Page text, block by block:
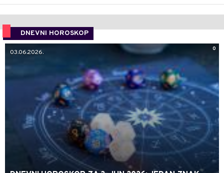
DNEVNI HOROSKOP
0
03.06.2026.